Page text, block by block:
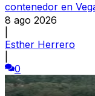
contenedor en
8 ago 2026
Esther Herrero
0